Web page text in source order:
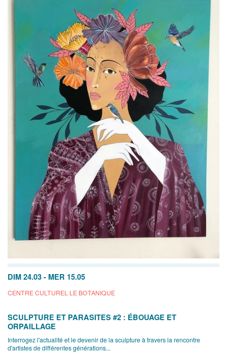
DIM 24.03 - MER 15.05
CENTRE CULTUREL LE BOTANIQUE
SCULPTURE ET PARASITES #2 : ÉBOUAGE ET
ORPAILLAGE
Interrogez l'actualité et le devenir de la sculpture à travers la rencontre
d'artistes de différentes générations...